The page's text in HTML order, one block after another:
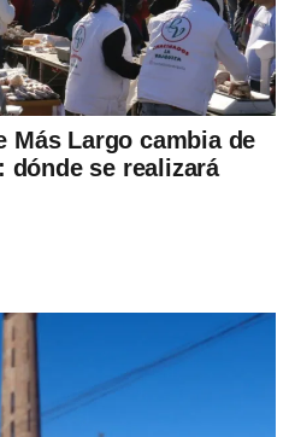
Más Largo cambia de
dónde se realizará